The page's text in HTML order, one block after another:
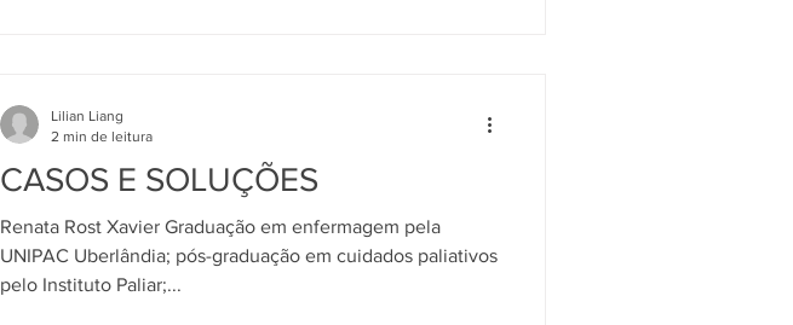
CASOS E SOLUÇÕES
Renata Rost Xavier Graduação em enfermagem pela
UNIPAC Uberlândia; pós-graduação em cuidados paliativos
pelo Instituto Paliar;...
Lilian Liang
2 min de leitura